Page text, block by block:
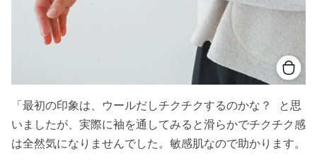
「最初の印象は、ウールだしチクチクするのかな？
と思
いましたが、実際に袖を通してみると滑らかでチクチク感
は全然気になりませんでした。敏感肌なので助かります。